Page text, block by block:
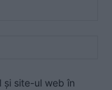
și site-ul web în